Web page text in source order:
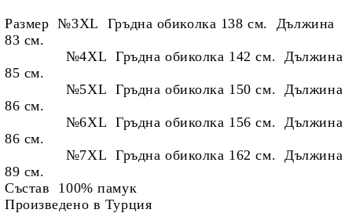
Размер №3XL Гръдна обиколка 138 см. Дължина
83 см.
№4XL Гръдна обиколка 142 см. Дължина
85 см.
№5XL Гръдна обиколка 150 см. Дължина
86 см.
№6XL Гръдна обиколка 156 см. Дължина
86 см.
№7XL Гръдна обиколка 162 см. Дължина
89 см.
Състав 100% памук
Произведено в Турция